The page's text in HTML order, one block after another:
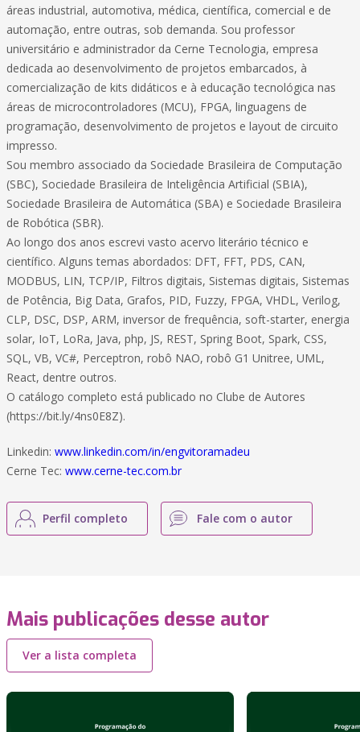
áreas industrial, automotiva, médica, científica, comercial e de
automação, entre outras, sob demanda. Sou professor
universitário e administrador da Cerne Tecnologia, empresa
dedicada ao desenvolvimento de projetos embarcados, à
comercialização de kits didáticos e à educação tecnológica nas
áreas de microcontroladores (MCU), FPGA, linguagens de
programação, desenvolvimento de projetos e layout de circuito
impresso.
Sou membro associado da Sociedade Brasileira de Computação
(SBC), Sociedade Brasileira de Inteligência Artificial (SBIA),
Sociedade Brasileira de Automática (SBA) e Sociedade Brasileira
de Robótica (SBR).
Ao longo dos anos escrevi vasto acervo literário técnico e
científico. Alguns temas abordados: DFT, FFT, PDS, CAN,
MODBUS, LIN, TCP/IP, Filtros digitais, Sistemas digitais, Sistemas
de Potência, Big Data, Grafos, PID, Fuzzy, FPGA, VHDL, Verilog,
CLP, DSC, DSP, ARM, inversor de frequência, soft-starter, energia
solar, IoT, LoRa, Java, php, JS, REST, Spring Boot, Spark, CSS,
SQL, VB, VC#, Perceptron, robô NAO, robô G1 Unitree, UML,
React, dentre outros.
O catálogo completo está publicado no Clube de Autores
(https://bit.ly/4ns0E8Z).
Linkedin: www.linkedin.com/in/engvitoramadeu
Cerne Tec: www.cerne-tec.com.br
Perfil completo Fale com o autor
Mais publicações desse autor
Ver a lista completa